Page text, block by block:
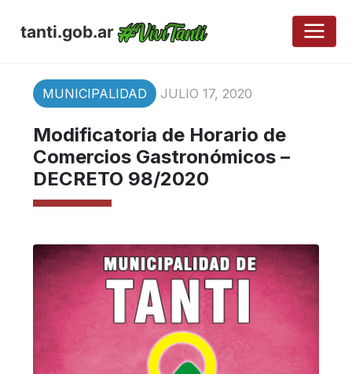
tanti.gob.ar
MUNICIPALIDAD JULIO 17, 2020
Modificatoria de Horario de
Comercios Gastronómicos –
DECRETO 98/2020